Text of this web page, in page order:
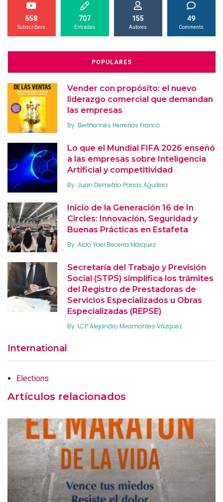
558
Subscribers
707
Entradas
155
Autores
49
Comments
POPULARES
Vender con propósito: el nuevo
liderazgo comercial que demandan
las empresas
By Bertha Inés Herrerías Franco
Lo que el Mundial FIFA 2026 enseñó
a las empresas sobre Inteligencia
Artificial y competitividad
By Juan Demetrio Panas Aguilera
Inicio de la Generación 16 de In
Circles: Innovación, Seguridad y
Buenas Prácticas en Estafeta
By Aldo Yael Becerra Márquez
Secretaría del Trabajo y Previsión
Social (STPS) simplifica los trámites
del Registro de Prestadoras de
Servicios Especializados u Obras
Especializadas (REPSE)
By LCP Alejandro Miramontes Vázquez
International
Elections
Artículos relacionados